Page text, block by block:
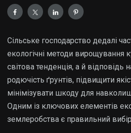
Сільське господарство дедалі
екологічні методи вирощування
світова тенденція, а й відповідь
родючість ґрунтів, підвищити
мінімізувати шкоду для
Одним із ключових елементів
землеробства є правильний